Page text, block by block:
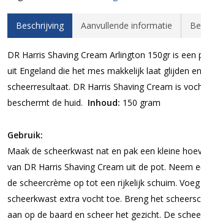
Beschrijving Aanvullende informatie
DR Harris Shaving Cream Arlington 150gr is
uit Engeland die het mes makkelijk laat glijden
scheerresultaat. DR Harris Shaving Cream is
beschermt de huid. Inhoud: 150 gram
Gebruik:
Maak de scheerkwast nat en pak een kleine
van DR Harris Shaving Cream uit de pot. Neem
de scheercrème op tot een rijkelijk schuim.
scheerkwast extra vocht toe. Breng het
aan op de baard en scheer het gezicht. De